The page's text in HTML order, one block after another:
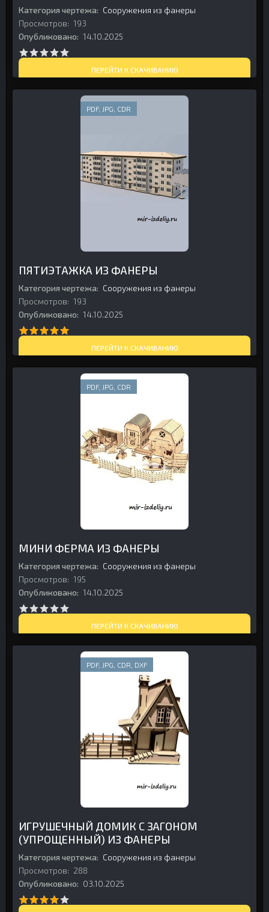
Категория чертежа: Сооружения из фанеры
Просмотров: 193
Опубликовано: 14.10.2025
ПЕРЕЙТИ К СКАЧИВАНИЮ
PDF, JPG, CDR
ПЯТИЭТАЖКА ИЗ ФАНЕРЫ
Категория чертежа: Сооружения из фанеры
Просмотров: 193
Опубликовано: 14.10.2025
ПЕРЕЙТИ К СКАЧИВАНИЮ
PDF, JPG, CDR
МИНИ ФЕРМА ИЗ ФАНЕРЫ
Категория чертежа: Сооружения из фанеры
Просмотров: 195
Опубликовано: 14.10.2025
ПЕРЕЙТИ К СКАЧИВАНИЮ
PDF, JPG, CDR, DXF
ИГРУШЕЧНЫЙ ДОМИК С ЗАГОНОМ
(УПРОЩЕННЫЙ) ИЗ ФАНЕРЫ
Категория чертежа: Сооружения из фанеры
Просмотров: 288
Опубликовано: 03.10.2025